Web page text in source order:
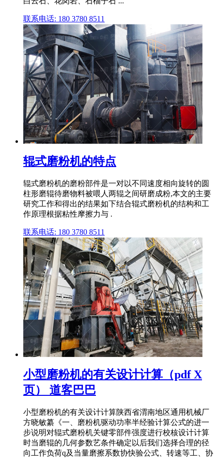
联系电话: 180 3780 8511
辊式磨粉机的特点
辊式磨粉机的磨粉部件是一对以不同速度相向旋转的圆
柱形磨辊待磨物料被喂人两辊之间研磨成粉,本文的主要
研究工作和得出的结果如下结合辊式磨粉机的结构和工
作原理根据粘性摩擦力与 .
联系电话: 180 3780 8511
小型磨粉机的有关设计计算（pdf X
页） 道客巴巴
小型磨粉机的有关设计计算陕西省渭南地区通用机械厂
方晓敏纂《一、磨粉机驱动功率半经验计算公式的进一
步说明对辊式磨粉机关键零部件强度进行校核设计计算
时当磨辊的几何参数艺条件确定以后我们选择合理的径
向工作负荷q及当量磨擦系数协快验公式、转速等工、协